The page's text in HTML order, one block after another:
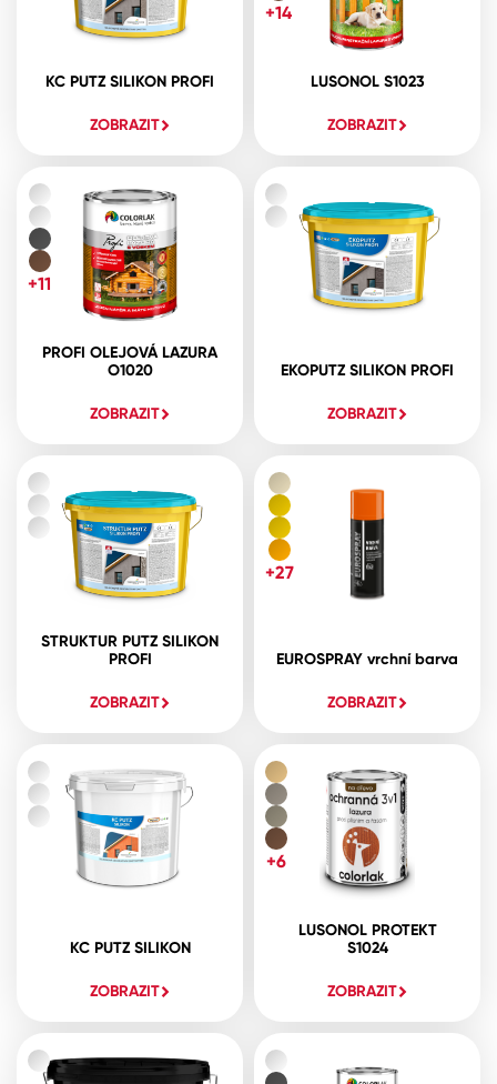
KC PUTZ SILIKON PROFI
ZOBRAZIT
LUSONOL S1023
ZOBRAZIT
+14
PROFI OLEJOVÁ LAZURA
O1020
ZOBRAZIT
+11
EKOPUTZ SILIKON PROFI
ZOBRAZIT
STRUKTUR PUTZ SILIKON
PROFI
ZOBRAZIT
EUROSPRAY vrchní barva
ZOBRAZIT
+27
KC PUTZ SILIKON
ZOBRAZIT
LUSONOL PROTEKT
S1024
ZOBRAZIT
+6